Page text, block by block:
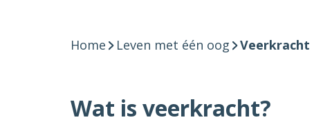
Home Leven met één oog Veerkracht
Wat is veerkracht?